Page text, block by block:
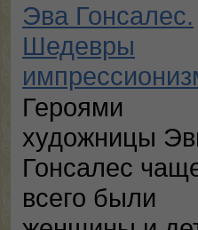
Эва Гонсалес.
Шедевры
Героями
художницы
Гонсалес
всего были